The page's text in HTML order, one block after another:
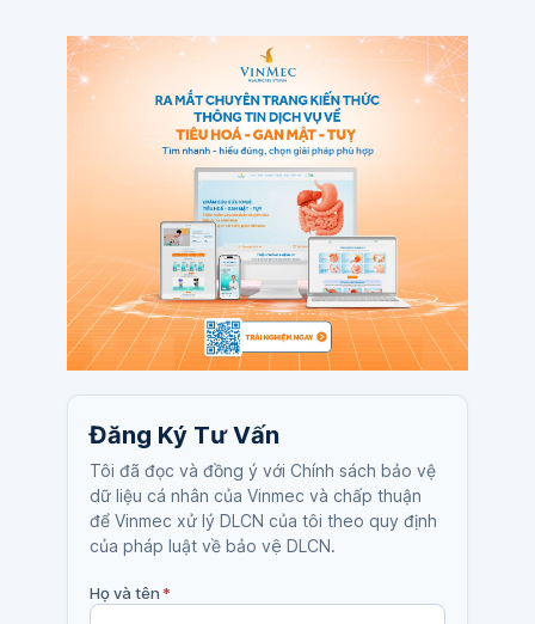
Đăng Ký Tư Vấn
Tôi đã đọc và đồng ý với Chính sách bảo vệ
dữ liệu cá nhân của Vinmec và chấp thuận
để Vinmec xử lý DLCN của tôi theo quy định
của pháp luật về bảo vệ DLCN.
Họ và tên*